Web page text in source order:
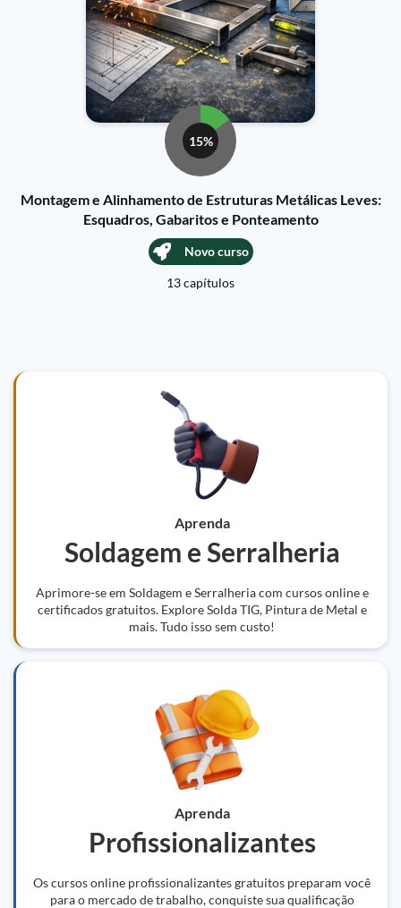
15%
Montagem e Alinhamento de Estruturas Metálicas Leves:
Esquadros, Gabaritos e Ponteamento
Novo curso
13 capítulos
Aprenda
Soldagem e Serralheria
Aprimore-se em Soldagem e Serralheria com cursos online e
certificados gratuitos. Explore Solda TIG, Pintura de Metal e
mais. Tudo isso sem custo!
Aprenda
Profissionalizantes
Os cursos online profissionalizantes gratuitos preparam você
para o mercado de trabalho, conquiste sua qualificação